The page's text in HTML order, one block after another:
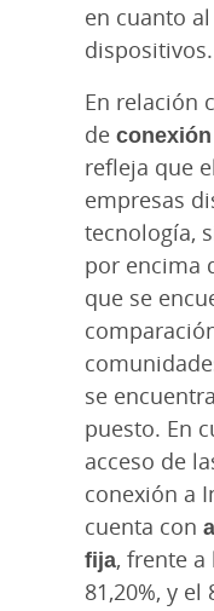
en cuanto
dispositivos.
En relación
de
refleja que
empresas
tecnología,
por encima
que se
se
puesto. En
acceso de
conexión a
cuenta con
fija, frente
81,20%, y el